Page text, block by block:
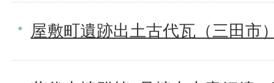
屋敷町遺跡出土古代瓦（三田市